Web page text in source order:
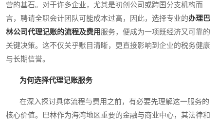
营的基石。对于许多企业，尤其是初创公司或跨国分支机构而
言，聘请全职会计团队可能成本过高，因此，选择专业的办理巴
林公司代理记账的流程及费用服务，便成为一项既经济又可靠的
关键决策。这不仅关乎账目清晰，更直接影响到企业的税务健康
与长期信誉。
为何选择代理记账服务
在深入探讨具体流程与费用之前，有必要先理解这一服务的
核心价值。巴林作为海湾地区重要的金融与商业中心，其法律和